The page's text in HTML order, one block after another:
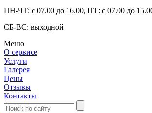
ПН-ЧТ: с 07.00 до 16.00, ПТ: с 07.00 до
СБ-ВС: выходной
Меню
О сервисе
Услуги
Галерея
Цены
Отзывы
Контакты